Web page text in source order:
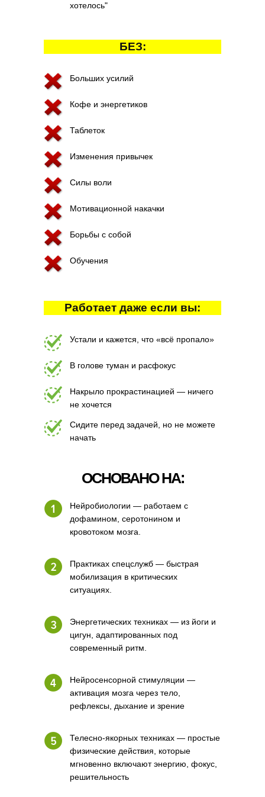
хотелось"
БЕЗ:
Больших усилий
Кофе и энергетиков
Таблеток
Изменения привычек
Силы воли
Мотивационной накачки
Борьбы с собой
Обучения
Работает даже если вы:
Устали и кажется, что «всё пропало»
В голове туман и расфокус
Накрыло прокрастинацией — ничего
не хочется
Сидите перед задачей, но не можете
начать
ОСНОВАНО НА:
Нейробиологии — работаем с
дофамином, серотонином и
кровотоком мозга.
Практиках спецслужб — быстрая
мобилизация в критических
ситуациях.
Энергетических техниках — из йоги и
цигун, адаптированных под
современный ритм.
Нейросенсорной стимуляции —
активация мозга через тело,
рефлексы, дыхание и зрение
Телесно-якорных техниках — простые
физические действия, которые
мгновенно включают энергию, фокус,
решительность